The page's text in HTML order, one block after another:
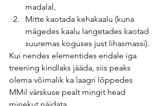
madalal,
Mitte kaotada kehakaalu (kuna
mägedes kaalu langetades kaotad
suuremas koguses just lihasmassi).
Kui nendes elementides endale iga
treening kindlaks jääda, siis peaks
olema võimalik ka laagri lõppedes
MMil värskuse pealt mingit head
minekut näidata.